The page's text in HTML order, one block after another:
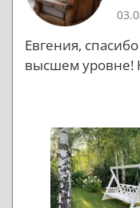
Евгения,
высшем уровне!